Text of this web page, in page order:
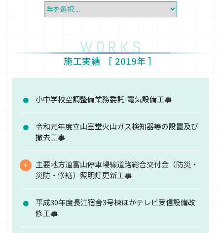
WORKS
施工実績 ［ 2019年］
小中学校空調整備業務委託-電気設備工事
令和元年度立山室堂火山ガス検知器等の設置及び
撤去工事
主要地方道富山停車場線道路総合交付金（防災・
災防・修繕）照明灯更新工事
平成30年度長江宿舎3号棟ほかテレビ受信設備改
修工事